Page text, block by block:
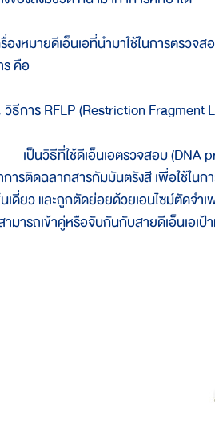
รื่องหมายดีเอ็นเอที่นำมาใช้ในการตรว
คือ
ธีการ RFLP (Restriction Fragment
เป็นวิธีที่ใช้ดีเอ็นเอตรวจสอบ (DNA
การติดฉลากสารกัมมันตรังสี เพื่อใช้ใน
นเดี่ยว และถูกตัดย่อยด้วยเอนไซม์ตัดจำ
มารถเข้าคู่หรือจับกันกับสายดีเอ็นเอเ